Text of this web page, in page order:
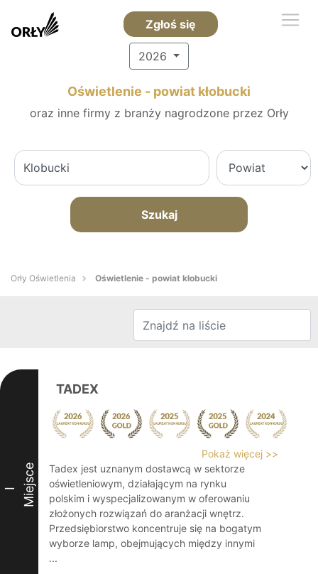
Zgłoś się
2026
Oświetlenie - powiat kłobucki
oraz inne firmy z branży nagrodzone przez Orły
Szukaj
Orły Oświetlenia Oświetlenie - powiat kłobucki
I Miejsce
TADEX
Pokaż więcej >>
Tadex jest uznanym dostawcą w sektorze
oświetleniowym, działającym na rynku
polskim i wyspecjalizowanym w oferowaniu
złożonych rozwiązań do aranżacji wnętrz.
Przedsiębiorstwo koncentruje się na bogatym
wyborze lamp, obejmujących między innymi
...